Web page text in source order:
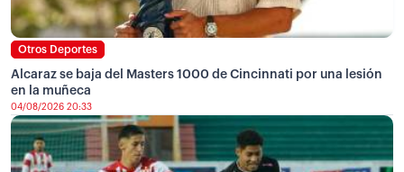
Otros Deportes
Alcaraz se baja del Masters 1000 de Cincinnati por una lesión
en la muñeca
04/08/2026 20:33